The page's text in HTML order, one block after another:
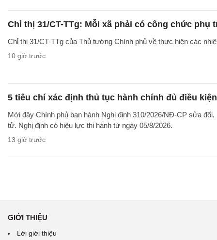
Chỉ thị 31/CT-TTg: Mỗi xã phải có công chức phụ
Chỉ thị 31/CT-TTg của Thủ tướng Chính phủ về thực hiện các
10 giờ trước
5 tiêu chí xác định thủ tục hành chính đủ điều
Mới đây Chính phủ ban hành Nghị định 310/2026/NĐ-CP sửa
tử. Nghị định có hiệu lực thi hành từ ngày 05/8/2026.
13 giờ trước
GIỚI THIỆU
Lời giới thiệu